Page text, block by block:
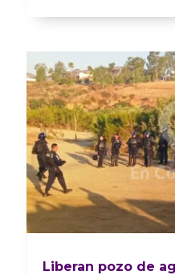
Liberan pozo de